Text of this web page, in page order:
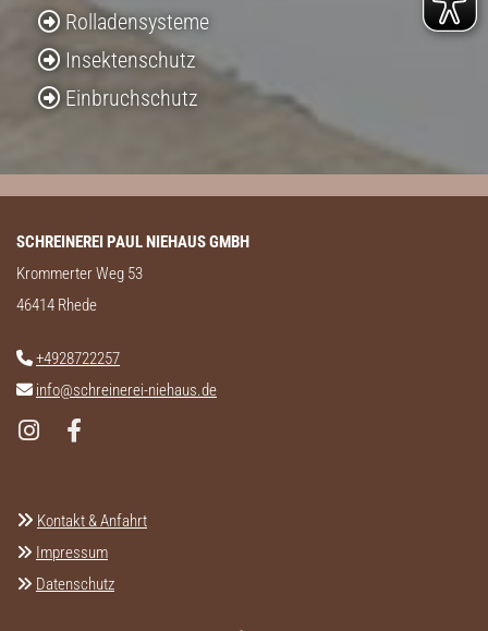
 Rolladensysteme
 Insektenschutz
 Einbruchschutz
SCHREINEREI PAUL NIEHAUS GMBH
Krommerter Weg 53
46414 Rhede
 +4928722257
 info@schreinerei-niehaus.de
 Kontakt & Anfahrt
 Impressum
 Datenschutz